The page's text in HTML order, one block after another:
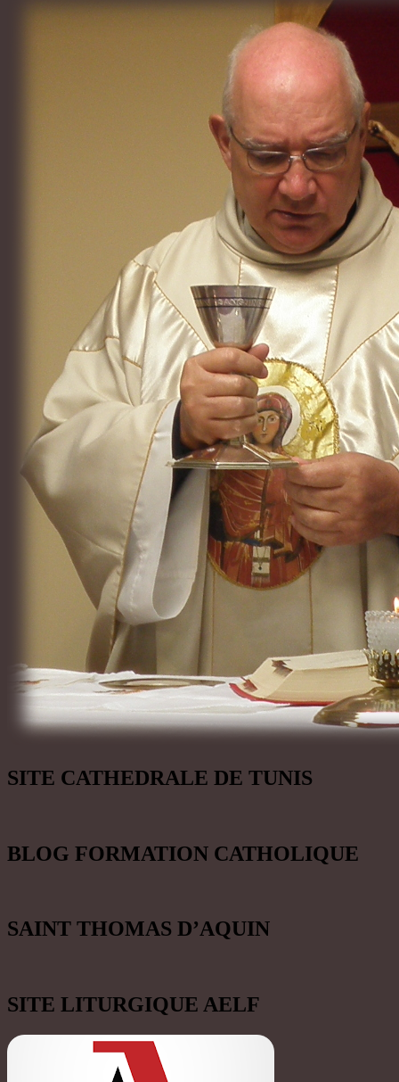
SITE CATHEDRALE DE TUNIS
BLOG FORMATION CATHOLIQUE
SAINT THOMAS D’AQUIN
SITE LITURGIQUE AELF